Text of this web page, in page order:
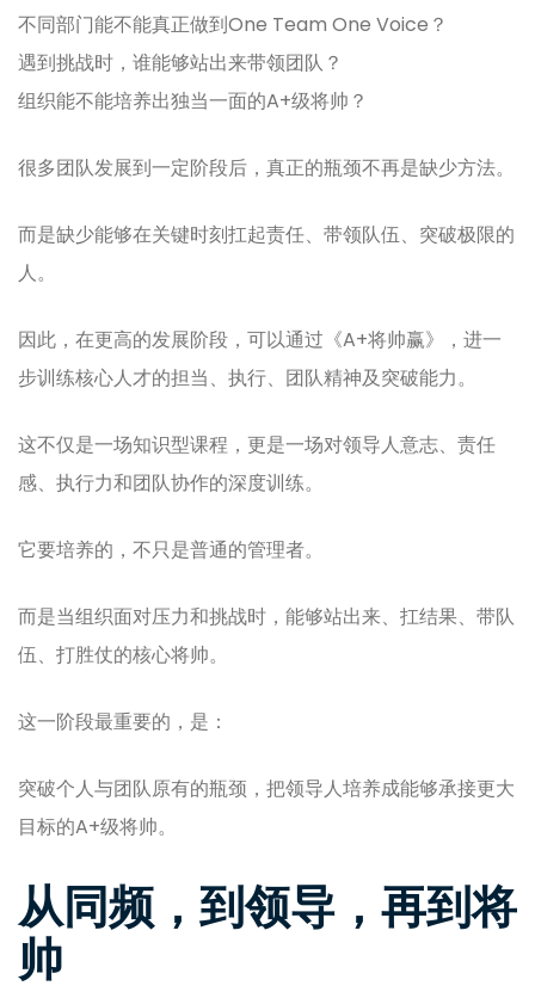
不同部门能不能真正做到One Team One Voice？
遇到挑战时，谁能够站出来带领团队？
组织能不能培养出独当一面的A+级将帅？
很多团队发展到一定阶段后，真正的瓶颈不再是缺少方法。
而是缺少能够在关键时刻扛起责任、带领队伍、突破极限的
人。
因此，在更高的发展阶段，可以通过《A+将帅赢》，进一
步训练核心人才的担当、执行、团队精神及突破能力。
这不仅是一场知识型课程，更是一场对领导人意志、责任
感、执行力和团队协作的深度训练。
它要培养的，不只是普通的管理者。
而是当组织面对压力和挑战时，能够站出来、扛结果、带队
伍、打胜仗的核心将帅。
这一阶段最重要的，是：
突破个人与团队原有的瓶颈，把领导人培养成能够承接更大
目标的A+级将帅。
从同频，到领导，再到将
帅